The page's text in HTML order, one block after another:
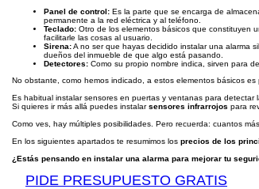
Panel de control: Es la parte que se encarga de
permanente a la red eléctrica y al teléfono.
Teclado: Otro de los elementos básicos que constituyen
facilitarle las cosas al usuario.
Sirena:A no ser que hayas decidido instalar una alarma
dueños del inmueble de que algo está pasando.
Detectores: Como su propio nombre indica, sirven para
No obstante, como hemos indicado, a estos elementos básicos
Es habitual instalar sensores en puertas y ventanas para
Si quieres ir más allá puedes instalarsensores infrarrojos para
Como ves, hay múltiples posibilidades. Pero recuerda: cuantos
En los siguientes apartados te resumimos los precios de los
¿Estás pensando en instalar una alarma para mejorar tu
PIDE PRESUPUESTO GRATIS